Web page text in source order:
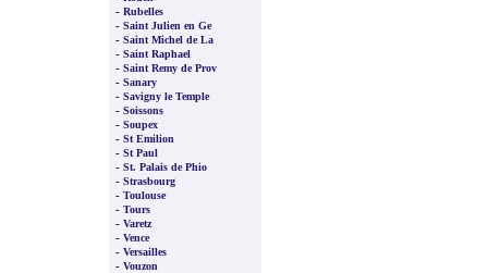
- Rubelles
- Saint Julien en Ge
- Saint Michel de La
- Saint Raphael
- Saint Remy de Prov
- Sanary
- Savigny le Temple
- Soissons
- Soupex
- St Emilion
- St Paul
- St. Palais de Phio
- Strasbourg
- Toulouse
- Tours
- Varetz
- Vence
- Versailles
- Vouzon